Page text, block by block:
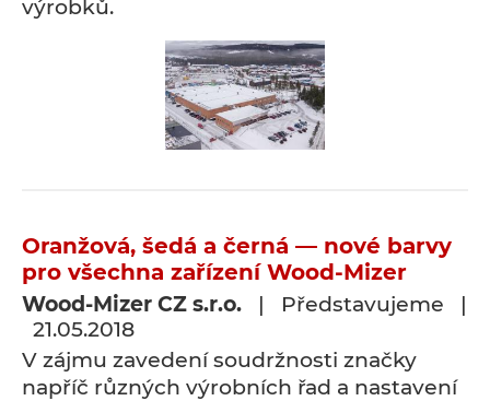
výrobků.
Oranžová, šedá a černá — nové barvy
pro všechna zařízení Wood-Mizer
Wood-Mizer CZ s.r.o. | Představujeme |
21.05.2018
V zájmu zavedení soudržnosti značky
napříč různých výrobních řad a nastavení